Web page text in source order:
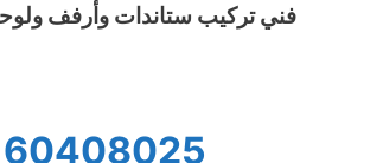
فني تركيب ستاندات وأرفف
60408025